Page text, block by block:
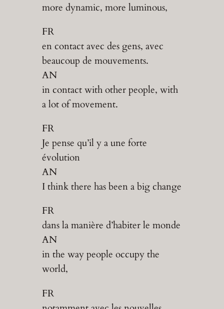
more dynamic, more luminous,
FR
en contact avec des gens, avec
beaucoup de mouvements.
AN
in contact with other people, with
a lot of movement.
FR
Je pense qu’il y a une forte
évolution
AN
I think there has been a big change
FR
dans la manière d’habiter le monde
AN
in the way people occupy the
world,
FR